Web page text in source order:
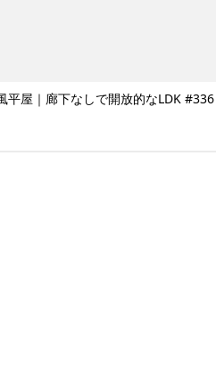
平屋｜廊下なしで開放的なLDK #336